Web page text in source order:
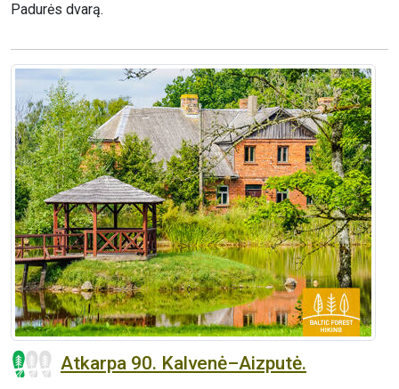
Padurės dvarą.
Atkarpa 90. Kalvenė–Aizputė.